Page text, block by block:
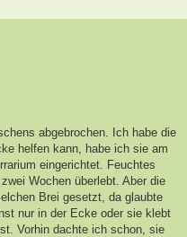
abgebrochen. Ich habe die
helfen kann, habe ich sie am
eingerichtet. Feuchtes
Wochen überlebt. Aber die
Brei gesetzt, da glaubte
nur in der Ecke oder sie klebt
Vorhin dachte ich schon, sie